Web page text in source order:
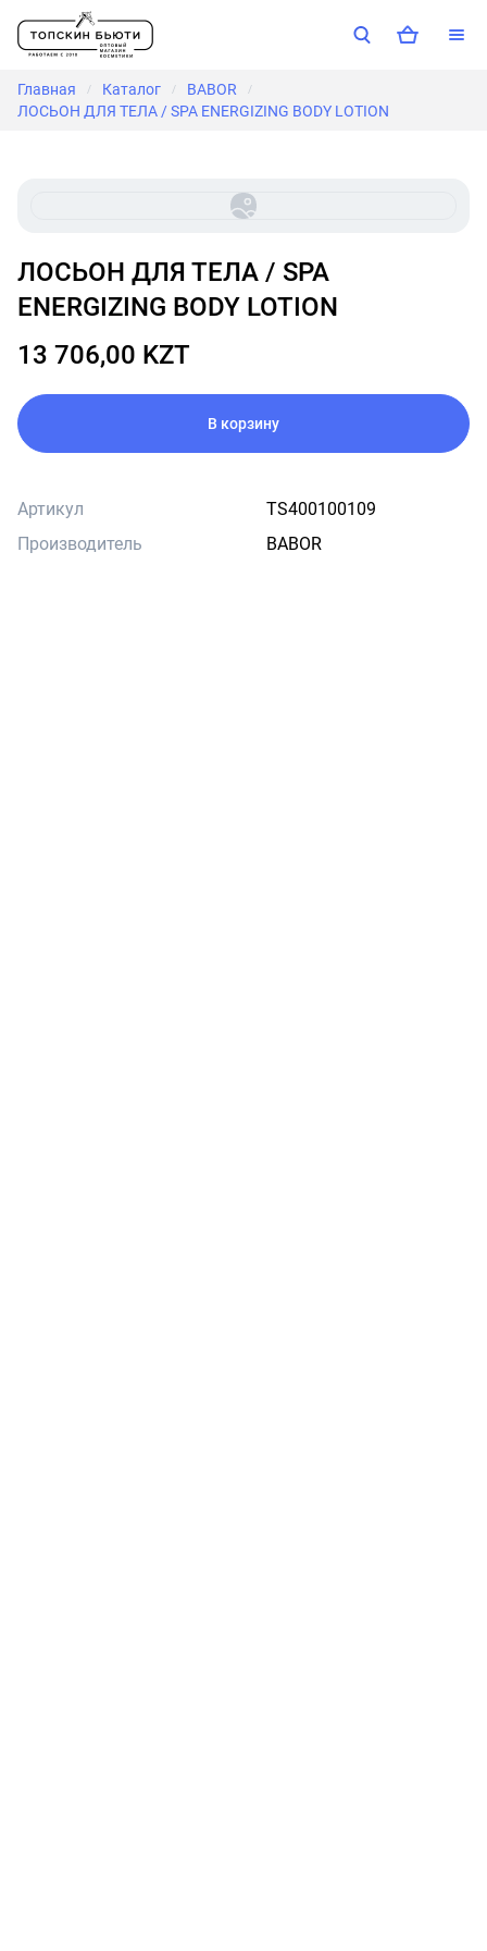
Главная / Каталог / BABOR /
ЛОСЬОН ДЛЯ ТЕЛА / SPA ENERGIZING BODY LOTION
ЛОСЬОН ДЛЯ ТЕЛА / SPA
ENERGIZING BODY LOTION
13 706,00 KZT
В корзину
Артикул
TS400100109
Производитель
BABOR